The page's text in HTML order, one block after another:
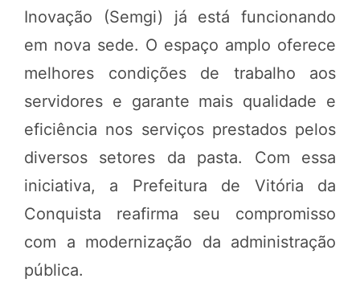
Inovação (Semgi) já está funcionando
em nova sede. O espaço amplo oferece
melhores condições de trabalho aos
servidores e garante mais qualidade e
eficiência nos serviços prestados pelos
diversos setores da pasta. Com essa
iniciativa, a Prefeitura de Vitória da
Conquista reafirma seu compromisso
com a modernização da administração
pública.